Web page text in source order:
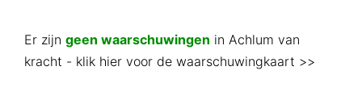
Er zijn geen waarschuwingen in Achlum van
kracht - klik hier voor de waarschuwingkaart >>